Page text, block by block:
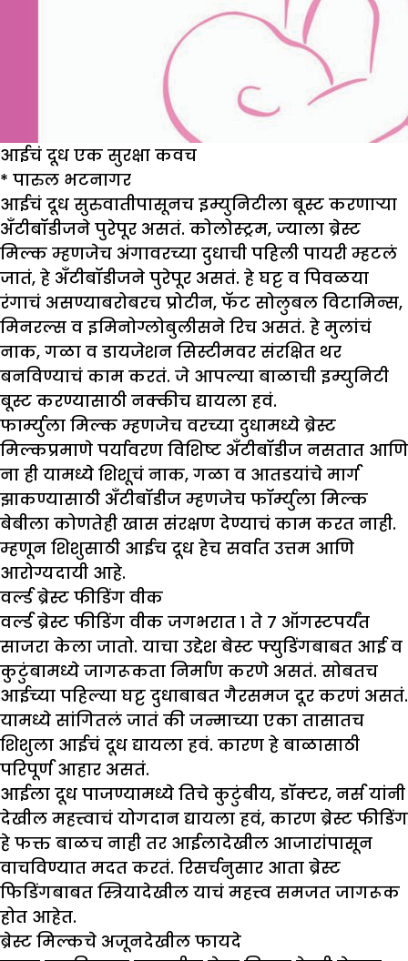
आईचं दूध एक सुरक्षा कवच
* पारुल भटनागर
आईचं दूध सुरुवातीपासूनच इम्युनिटीला बूस्ट करणाऱ्या
अँटीबॉडीजने पुरेपूर असतं. कोलोस्ट्रम, ज्याला ब्रेस्ट
मिल्क म्हणजेच अंगावरच्या दुधाची पहिली पायरी म्हटलं
जातं, हे अँटीबॉडीजने पुरेपूर असतं. हे घट्ट व पिवळया
रंगाचं असण्याबरोबरच प्रोटीन, फॅट सोलुबल विटामिन्स,
मिनरल्स व इमिनोग्लोबुलीसने रिच असतं. हे मुलांचं
नाक, गळा व डायजेशन सिस्टीमवर संरक्षित थर
बनविण्याचं काम करतं. जे आपल्या बाळाची इम्युनिटी
बूस्ट करण्यासाठी नक्कीच द्यायला हवं.
फार्म्युला मिल्क म्हणजेच वरच्या दुधामध्ये ब्रेस्ट
मिल्कप्रमाणे पर्यावरण विशिष्ट अँटीबॉडीज नसतात आणि
ना ही यामध्ये शिशूचं नाक, गळा व आतडयांचे मार्ग
झाकण्यासाठी अँटीबॉडीज म्हणजेच फॉर्म्युला मिल्क
बेबीला कोणतेही खास संरक्षण देण्याचं काम करत नाही.
म्हणून शिशुसाठी आईच दूध हेच सर्वात उत्तम आणि
आरोग्यदायी आहे.
वर्ल्ड ब्रेस्ट फीडिंग वीक
वर्ल्ड ब्रेस्ट फीडिंग वीक जगभरात १ ते ७ ऑगस्टपर्यंत
साजरा केला जातो. याचा उद्देश बेस्ट फ्युडिंगबाबत आई व
कुटुंबामध्ये जागरूकता निर्माण करणे असतं. सोबतच
आईच्या पहिल्या घट्ट दुधाबाबत गैरसमज दूर करणं असतं.
यामध्ये सांगितलं जातं की जन्माच्या एका तासातच
शिशुला आईचं दूध द्यायला हवं. कारण हे बाळासाठी
परिपूर्ण आहार असतं.
आईला दूध पाजण्यामध्ये तिचे कुटुंबीय, डॉक्टर, नर्स यांनी
देखील महत्त्वाचं योगदान द्यायला हवं, कारण ब्रेस्ट फीडिंग
हे फक्त बाळच नाही तर आईलादेखील आजारांपासून
वाचविण्यात मदत करतं. रिसर्चनुसार आता ब्रेस्ट
फिडिंगबाबत स्त्रियादेखील याचं महत्त्व समजत जागरूक
होत आहेत.
ब्रेस्ट मिल्कचे अजूनदेखील फायदे